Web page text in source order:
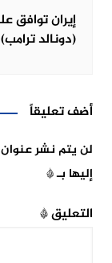
إيران توافق
(دونالد ترامب)
أضف تعليقاً
لن يتم نشر عنوان
إليها بـ*
التعليق*